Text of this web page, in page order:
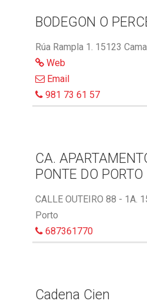
BODEGON O
Rúa Rampla 1. 15123
Web
Email
981 73 61 57
CA.
PONTE DO PORTO
CALLE OUTEIRO 88 - 1A.
Porto
687361770
Cadena Cien